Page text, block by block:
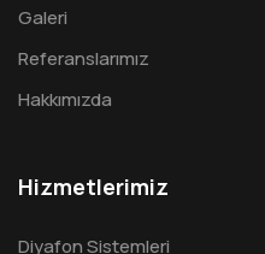
Galeri
Referanslarımız
Hakkımızda
Hizmetlerimiz
Diyafon Sistemleri